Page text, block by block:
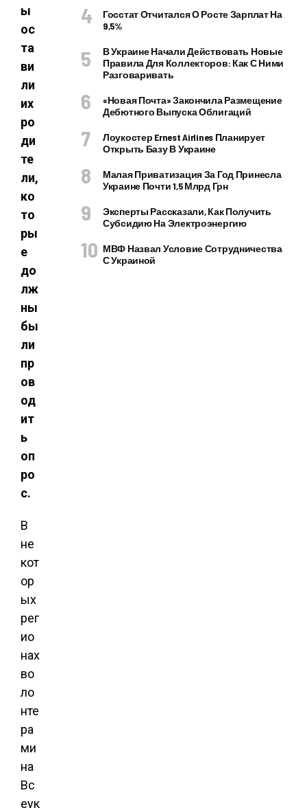
ы
ос
та
ви
ли
их
ро
ди
те
ли,
ко
то
ры
е
до
лж
ны
бы
ли
пр
ов
од
ит
ь
оп
ро
с.
В
не
кот
ор
ых
рег
ио
нах
во
ло
нте
ра
ми
на
Вс
еук
Госстат Отчитался О Росте Зарплат На
9,5%
В Украине Начали Действовать Новые
Правила Для Коллекторов: Как С Ними
Разговаривать
«Новая Почта» Закончила Размещение
Дебютного Выпуска Облигаций
Лоукостер Ernest Airlines Планирует
Открыть Базу В Украине
Малая Приватизация За Год Принесла
Украине Почти 1,5 Млрд Грн
Эксперты Рассказали, Как Получить
Субсидию На Электроэнергию
МВФ Назвал Условие Сотрудничества
С Украиной